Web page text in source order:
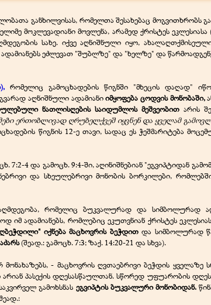
განხილვისას, რომელთა შესახებაც
მოკლევადიანი მოვლენა, არამედ ქრისტეს
სახე. იქვე აღნიშნული იყო,
ეძლევათ "შუბლზე" და "ხელზე" და
რომელიც გამოცხადების წიგნში "მხეცის დაღად"
აღნიშნული ადამიანიიმყოფება ცოდვის მონობაში,
ნათლისღების საიდუმლოს მეშვეობითარის
ერთობლივად ღრუბელქვეშ იყვნენ და ყველამ
წიგნის 12-ე თავი, სადაც ეს ჭეშმარიტება
4 და გამოცხ. 9:4-ში, აღინიშნებიან "ეგვიპტიდან
და სხეულებრივი მონობის ბორკილები,
რომელიც ბუკვალურად და სიმბოლურად
იმ ადამიანებს, რომლებიც ეკუთვნიან ქრისტეს
იქნება მაცხოვრის ბეჭდითდა სიმბოლურად
(შეად.: გამოცხ. 7:3; ზაქ. 14:20-21 და სხვა).
- მაცხოვრის ღვთაებრივი ბეჭდის ყველაზე
პასექის დღესასწაულთან. სწორედ უფუარობის
გამოხსნას ეგვიპტის ბუკვალური მონობიდან.